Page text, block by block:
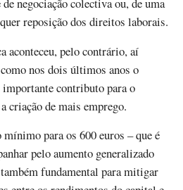
negociação colectiva ou, de uma
reposição dos direitos laborais.
aconteceu, pelo contrário, aí
nos dois últimos anos o
contributo para o
criação de mais emprego.
para os 600 euros – que é
pelo aumento generalizado
fundamental para mitigar